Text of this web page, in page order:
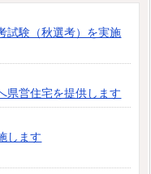
試験（秋選考）を実施
県営住宅を提供します
します